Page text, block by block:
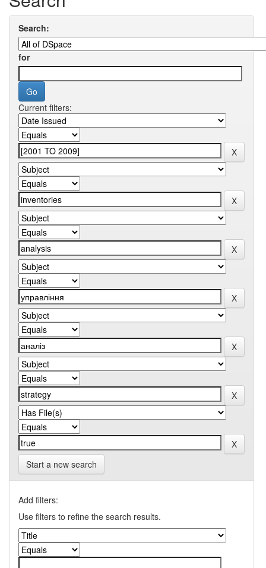
Search:
for
Current filters:
Start a new search
Add filters:
Use filters to refine the search results.